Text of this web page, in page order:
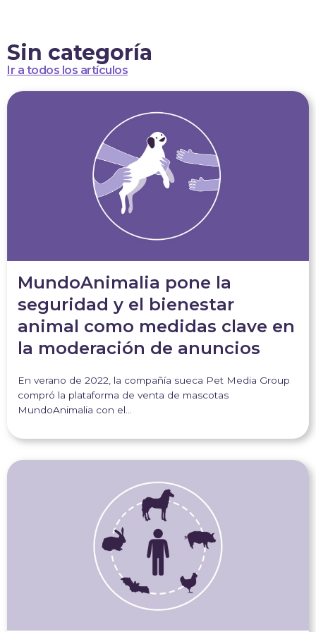
Sin categoría
Ir a todos los artículos
MundoAnimalia pone la
seguridad y el bienestar
animal como medidas clave en
la moderación de anuncios
En verano de 2022, la compañía sueca Pet Media Group
compró la plataforma de venta de mascotas
MundoAnimalia con el…